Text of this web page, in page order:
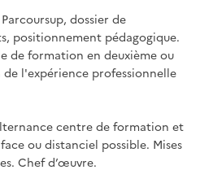
dossier de
positionnement pédagogique.
de formation en deuxième ou
l'expérience professionnelle
centre de formation et
ou distanciel possible. Mises
Chef d’œuvre.